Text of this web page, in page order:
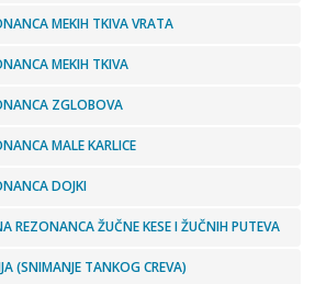
MEKIH TKIVA VRATA
MEKIH TKIVA
ZGLOBOVA
MALE KARLICE
DOJKI
REZONANCA ŽUČNE KESE I ŽUČNIH PUTEVA
(SNIMANJE TANKOG CREVA)